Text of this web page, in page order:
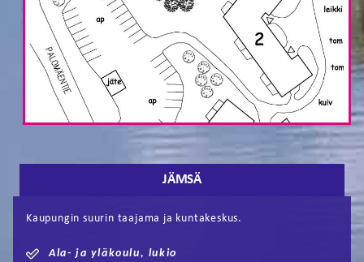
JÄMSÄ
Kaupungin suurin taajama ja kuntakeskus.
Ala- ja yläkoulu, lukio